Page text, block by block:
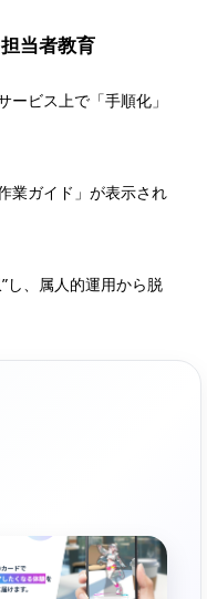
当者教育
ビス上で「手順化」
業ガイド」が表示され
し、属人的運用から脱